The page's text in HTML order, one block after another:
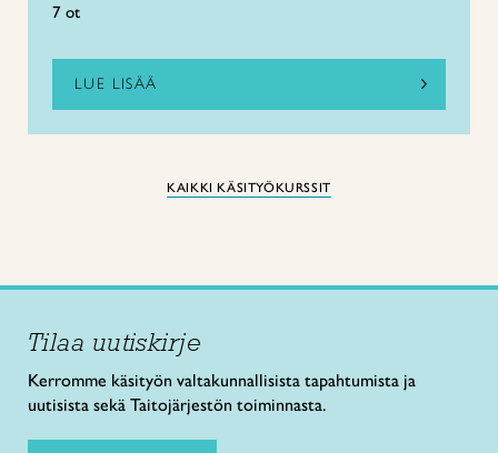
7 ot
LUE LISÄÄ
KAIKKI KÄSITYÖKURSSIT
Tilaa uutiskirje
Kerromme käsityön valtakunnallisista tapahtumista ja
uutisista sekä Taitojärjestön toiminnasta.